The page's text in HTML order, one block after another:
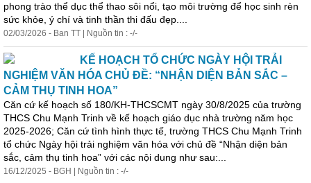
phong trào thể dục thể thao sôi nổi, tạo môi trường để học sinh rèn
sức khỏe, ý chí và tinh thần thi đấu đẹp....
02/03/2026 - Ban TT | Nguồn tin : -/-
KẾ HOẠCH TỔ CHỨC NGÀY HỘI TRẢI
NGHIỆM VĂN HÓA CHỦ ĐỀ: “NHẬN DIỆN BẢN SẮC –
CẢM THỤ TINH HOA”
Căn cứ kế hoạch số 180/KH-THCSCMT ngày 30/8/2025 của trường
THCS Chu Mạnh Trinh về kế hoạch giáo dục nhà trường năm học
2025-2026; Căn cứ tình hình thực tế, trường THCS Chu Mạnh Trinh
tổ chức Ngày hội trải nghiệm văn hóa với chủ đề “Nhận diện bản
sắc, cảm thụ tinh hoa” với các nội dung như sau:...
16/12/2025 - BGH | Nguồn tin : -/-